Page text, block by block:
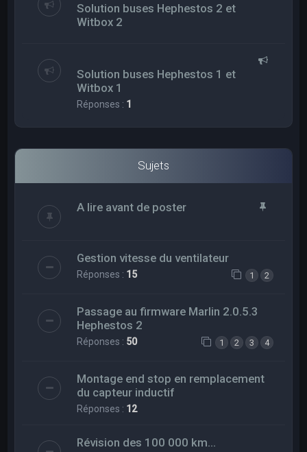
Solution buses Hephestos 2 et
Witbox 2
Solution buses Hephestos 1 et
Witbox 1
Réponses : 1
Sujets
A lire avant de poster
Gestion vitesse du ventilateur
Réponses : 15 1 2
Passage au firmware Marlin 2.0.5.3
Hephestos 2
Réponses : 50 1 2 3 4
Montage end stop en remplacement
du capteur inductif
Réponses : 12
Révision des 100 000 km...